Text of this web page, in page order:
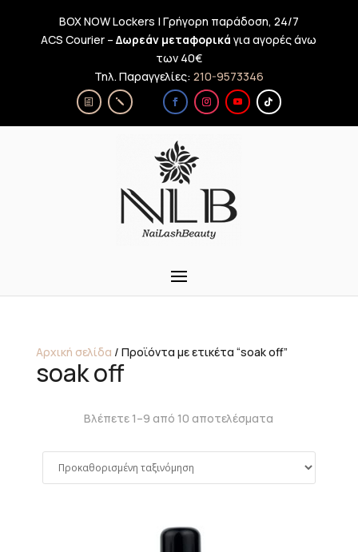
BOX NOW Lockers | Γρήγορη παράδοση, 24/7
ACS Courier –Δωρεάν μεταφορικά για αγορές άνω
των 40€
Τηλ. Παραγγελίες: 210-9573346
Αρχική σελίδα / Προϊόντα με ετικέτα “soak off”
soak off
Βλέπετε 1–9 από 10 αποτελέσματα